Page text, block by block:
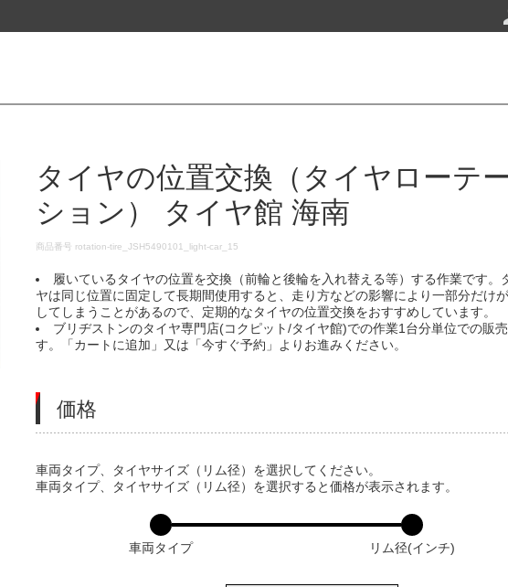
タイヤの位置交換（タイヤローテ
ション） タイヤ館 海南
DETAILS
商品番号 rotation-tire_JSH5490101_light-car_15
履いているタイヤの位置を交換（前輪と後輪を入れ替える等）する作業です。
ヤは同じ位置に固定して長期間使用すると、走り方などの影響により一部分だけ
してしまうことがあるので、定期的なタイヤの位置交換をおすすめしています。
ブリヂストンのタイヤ専門店(コクピット/タイヤ館)での作業1台分単位での販
す。「カートに追加」又は「今すぐ予約」よりお進みください。
価格
VARIATIONS
車両タイプ、タイヤサイズ（リム径）を選択してください。
車両タイプ、タイヤサイズ（リム径）を選択すると価格が表示されます。
車両タイプ リム径(インチ)